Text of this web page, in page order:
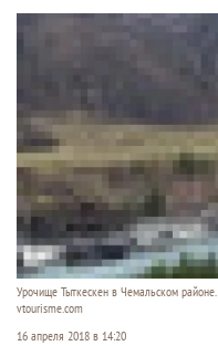
Урочище Тыткескен в Чемальском районе.
vtourisme.com
16 апреля 2018 в 14:20